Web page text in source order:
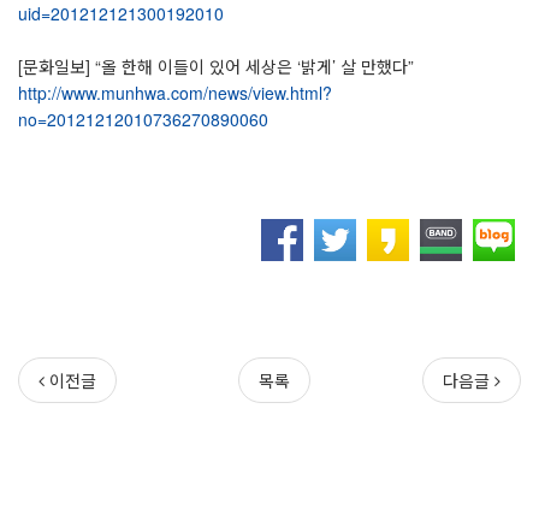
uid=201212121300192010
[문화일보] “올 한해 이들이 있어 세상은 ‘밝게’ 살 만했다”
http://www.munhwa.com/news/view.html?
no=20121212010736270890060
이전글 목록 다음글